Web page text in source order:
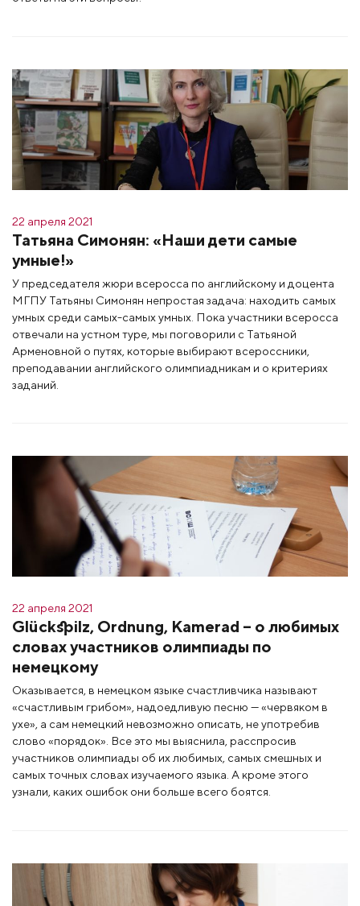
22 апреля 2021
Татьяна Симонян: «Наши дети самые
умные!»
У председателя жюри всеросса по английскому и доцента
МГПУ Татьяны Симонян непростая задача: находить самых
умных среди самых-самых умных. Пока участники всеросса
отвечали на устном туре, мы поговорили с Татьяной
Арменовной о путях, которые выбирают всероссники,
преподавании английского олимпиадникам и о критериях
заданий.
22 апреля 2021
Glückspilz, Ordnung, Kamerad – о любимых
словах участников олимпиады по
немецкому
Оказывается, в немецком языке счастливчика называют
«счастливым грибом», надоедливую песню — «червяком в
ухе», а сам немецкий невозможно описать, не употребив
слово «порядок». Все это мы выяснила, расспросив
участников олимпиады об их любимых, самых смешных и
самых точных словах изучаемого языка. А кроме этого
узнали, каких ошибок они больше всего боятся.